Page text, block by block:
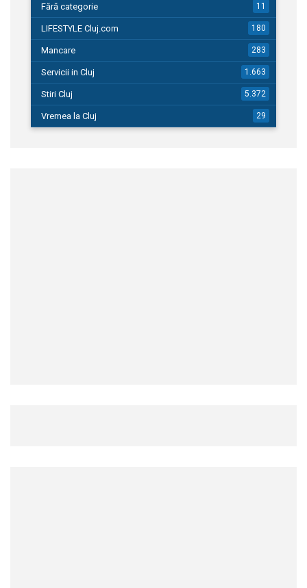
Fără categorie 11
LIFESTYLE Cluj.com 180
Mancare 283
Servicii in Cluj 1.663
Stiri Cluj 5.372
Vremea la Cluj 29